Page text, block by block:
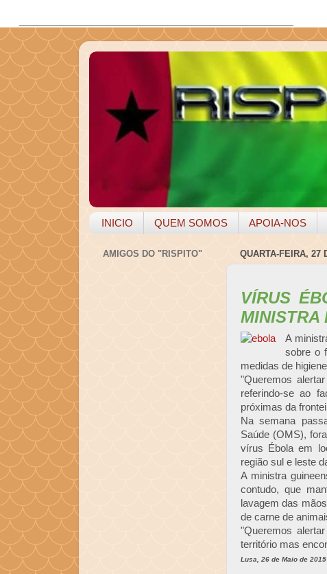
INICIO QUEM SOMOS APOIA-NOS
QUARTA-FEIRA, 27
VÍRUS
MINISTRA
A
sobre o
medidas de
"Queremos
referindo-se ao
próximas da
Na semana
Saúde (OMS),
vírus Ébola em
região sul e leste
A ministra
contudo, que
lavagem das
de carne de
"Queremos
território mas
Lusa, 26 de Maio de 2015
AMIGOS DO "RISPITO"